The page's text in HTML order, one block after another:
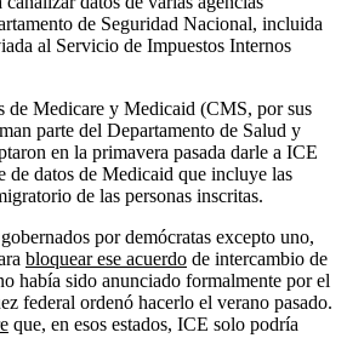
de Seguridad Nacional, incluida
al Servicio de Impuestos Internos
de Medicare y Medicaid (CMS, por sus
parte del Departamento de Salud y
en la primavera pasada darle a ICE
de datos de Medicaid que incluye las
de las personas inscritas.
por demócratas excepto uno,
bloquear ese acuerdo de intercambio de
había sido anunciado formalmente por el
federal ordenó hacerlo el verano pasado.
que, en esos estados, ICE solo podría